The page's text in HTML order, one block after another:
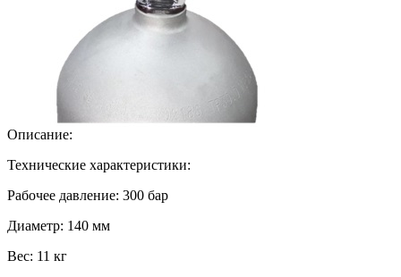
Описание:
Технические характеристики:
Рабочее давление: 300 бар
Диаметр: 140 мм
Вес: 11 кг